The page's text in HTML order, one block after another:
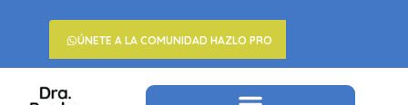
ÚNETE A LA COMUNIDAD HAZLO PRO